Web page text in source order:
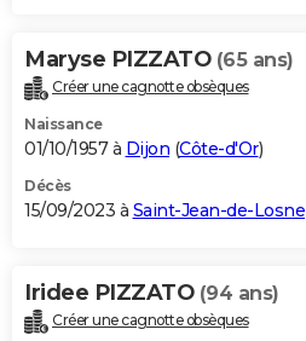
Maryse PIZZATO (65 ans)
Créer une cagnotte obsèques
Naissance
01/10/1957 à Dijon (Côte-d'Or)
Décès
15/09/2023 à Saint-Jean-de-Losne
Iridee PIZZATO (94 ans)
Créer une cagnotte obsèques